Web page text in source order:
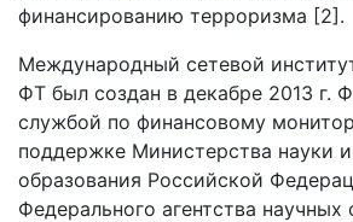
финансированию терроризма [2].
Международный сетевой
ФТ был создан в декабре 2013 г.
службой по финансовому
поддержке Министерства науки
образования Российской
Федерального агентства научных